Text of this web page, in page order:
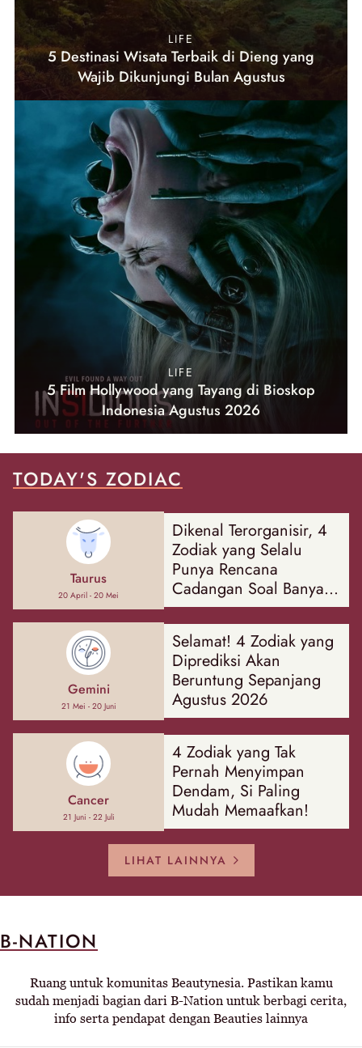
LIFE
5 Destinasi Wisata Terbaik di Dieng yang
Wajib Dikunjungi Bulan Agustus
LIFE
5 Film Hollywood yang Tayang di Bioskop
Indonesia Agustus 2026
TODAY'S ZODIAC
Taurus
20 April - 20 Mei
Dikenal Terorganisir, 4
Zodiak yang Selalu
Punya Rencana
Cadangan Soal Banyak
Hal
Gemini
21 Mei - 20 Juni
Selamat! 4 Zodiak yang
Diprediksi Akan
Beruntung Sepanjang
Agustus 2026
Cancer
21 Juni - 22 Juli
4 Zodiak yang Tak
Pernah Menyimpan
Dendam, Si Paling
Mudah Memaafkan!
LIHAT LAINNYA
B-NATION
Ruang untuk komunitas Beautynesia. Pastikan kamu
sudah menjadi bagian dari B-Nation untuk berbagi cerita,
info serta pendapat dengan Beauties lainnya